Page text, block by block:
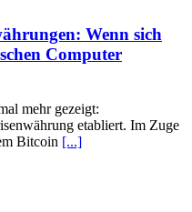
Wenn sich
Computer
mehr gezeigt:
etabliert. Im Zuge
Bitcoin [...]